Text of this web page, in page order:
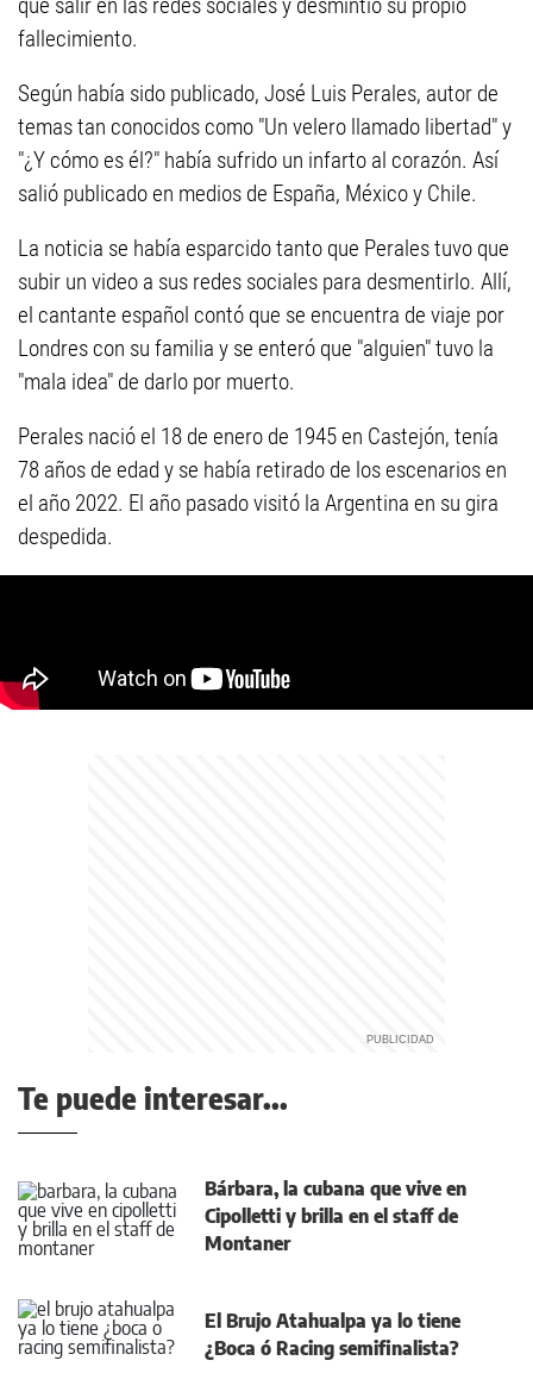
que salir en las redes sociales y desmintió su propio
fallecimiento.
Según había sido publicado, José Luis Perales, autor de
temas tan conocidos como "Un velero llamado libertad" y
"¿Y cómo es él?" había sufrido un infarto al corazón. Así
salió publicado en medios de España, México y Chile.
La noticia se había esparcido tanto que Perales tuvo que
subir un video a sus redes sociales para desmentirlo. Allí,
el cantante español contó que se encuentra de viaje por
Londres con su familia y se enteró que "alguien" tuvo la
"mala idea" de darlo por muerto.
Perales nació el 18 de enero de 1945 en Castejón, tenía
78 años de edad y se había retirado de los escenarios en
el año 2022. El año pasado visitó la Argentina en su gira
despedida.
Te puede interesar...
Bárbara, la cubana que vive en
Cipolletti y brilla en el staff de
Montaner
El Brujo Atahualpa ya lo tiene
¿Boca ó Racing semifinalista?